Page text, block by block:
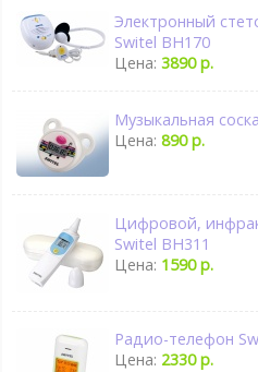
Электронный
Switel BH170
Цена:3890 р.
Музыкальная
Цена:890 р.
Цифровой,
Switel BH311
Цена: 1590 р.
Радио-телефон
Цена: 2330 р.